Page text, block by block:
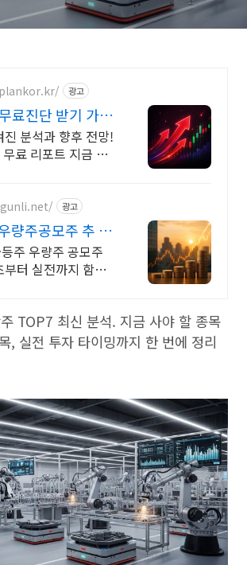
광고
료진단 받기 가입
트 100%
진 분석과 향후 전망!
료 리포트 지금 신
광고
량주공모주 추 지
요
주 우량주 공모주
터 실전까지 함께
TOP7 최신 분석. 지금 사야 할 종목
, 실전 투자 타이밍까지 한 번에 정리